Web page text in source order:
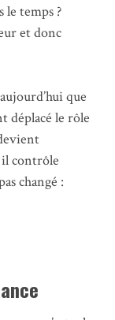
temps ?
et donc
que
déplacé le rôle
il contrôle
changé :